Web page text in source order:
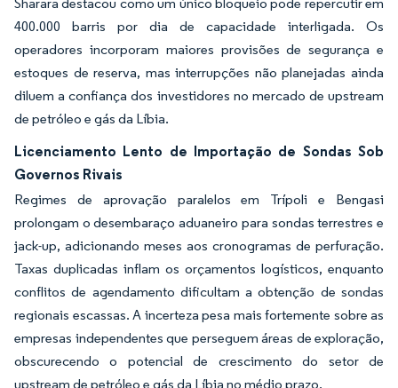
400.000 barris por dia de capacidade interligada. Os
operadores incorporam maiores provisões de segurança e
estoques de reserva, mas interrupções não planejadas ainda
diluem a confiança dos investidores no mercado de upstream
de petróleo e gás da Líbia.
Licenciamento Lento de Importação de Sondas Sob
Governos Rivais
Regimes de aprovação paralelos em Trípoli e Bengasi
prolongam o desembaraço aduaneiro para sondas terrestres e
jack-up, adicionando meses aos cronogramas de perfuração.
Taxas duplicadas inflam os orçamentos logísticos, enquanto
conflitos de agendamento dificultam a obtenção de sondas
regionais escassas. A incerteza pesa mais fortemente sobre as
empresas independentes que perseguem áreas de exploração,
obscurecendo o potencial de crescimento do setor de
upstream de petróleo e gás da Líbia no médio prazo.